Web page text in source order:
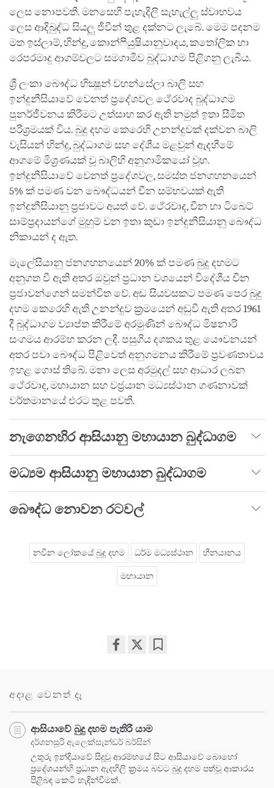
ලෙස නොපවතී. මනසෙහි පැහැදිලි සැහැල්ලු ස්වාභවය
ලෙස ආදිබුද්ධ සියලු ජීවීන් තුළ දක්නට ලැබේ. මෙම පදනම
මත ඉස්ලාම්, හින්දු, කොන්ෆියුෂියානුවාදය, කතෝලික හා
රෙපරමාදු ආගම්වලට සමගාමීව බුද්ධාගම පිළිගනු ලැබීය.
ශ්‍රී ලංකා බෞද්ධ භික්‍ෂූන් වහන්සේලා බාලි සහ
ඉන්දුනීසියාවේ වෙනත් ප්‍රදේශවල ථේරවාද බුද්ධාගම
පුනර්ජීවනය කිරීමට උත්සාහ කර ඇති නමුත් ඉතා සීමිත
පරිශ්‍රමයක් විය. බුදු දහම කෙරෙහි උනන්දුවක් දක්වන බාලි
වැසියන් හින්දු, බුද්ධාගම සහ දේශීය මළවුන් ඇදහීමේ
ආගමේ මිශ්‍රණයක් වූ බාලිහි අනුගාමිකයෝ වූහ.
ඉන්දුනීසියාවේ වෙනත් ප්‍රදේශවල, සමස්ත ජනගහනයෙන්
5% ක් පමණ වන බෞද්ධයන් චීන සම්භවයක් ඇති
ඉන්දුනීසියානු ප්‍රජාවට අයත් වේ. ථේරවාද, චීන හා ටිබෙට්
සාම්ප්‍රදායන්ගේ මුහුම් වන ඉතා කුඩා ඉන්දුනීසියානු බෞද්ධ
නිකායන් ද ඇත.
මැලේසියානු ජනගහනයෙන් 20% ක් පමණ බුදු දහමට
අනුගත වී ඇති අතර ඔවුන් ප්‍රධාන වශයෙන් විදේශීය චීන
ප්‍රජාවන්ගෙන් සමන්විත වේ. අඩ සියවසකට පමණ පෙර බුදු
දහම කෙරෙහි ඇති උනන්දුව ක්‍රමයෙන් අඩුවී ඇති අතර 1961
දී බුද්ධාගම ව්‍යාප්ත කිරීමේ අරමුණින් බෞද්ධ මිෂනාරි
සංගමය ආරම්භ කරන ලදී. පසුගිය දශකය තුළ යෞවනයන්
අතර පවා බෞද්ධ පිළිවෙත් අනුගමනය කිරීමේ ප්‍රවණතාවය
ඉහළ ගොස් තිබේ. මනා ලෙස අරමුදල් සහ ආධාර ලබන
ථේරවාද, මහායාන සහ වජ්‍රයාන මධ්‍යස්ථාන ගණනාවක්
වර්තමානයේ එරට තුළ පවතී.
නැගෙනහිර ආසියානු මහායාන බුද්ධාගම
මධ්‍යම ආසියානු මහායාන බුද්ධාගම
බෞද්ධ නොවන රටවල්
නවීන ලෝකයේ බුදු දහම ධර්ම මධ්‍යස්ථාන හීනයානය
මහායාන
අදාළ වෙනත් දෑ
ආසියාවේ බුදු දහම පැතිරී යාම
දර්ශනසූරී ඇලෙක්සැන්ඩර් බර්සින්
උතුරු ඉන්දියා‌වේ සිදුවූ ආරම්භයේ සිට ආසියාවේ බොහෝ
ප්‍රදේශයන්හි ප්‍රධාන ඇදහිලි ක්‍රමය බවට බුදු දහම පත්වූ ආකාරය
පිළිබඳ කෙටි හැඳින්වීමක්.